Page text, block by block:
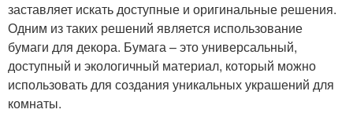
заставляет искать доступные и оригинальные решения.
Одним из таких решений является использование
бумаги для декора. Бумага – это универсальный,
доступный и экологичный материал, который можно
использовать для создания уникальных украшений для
комнаты.